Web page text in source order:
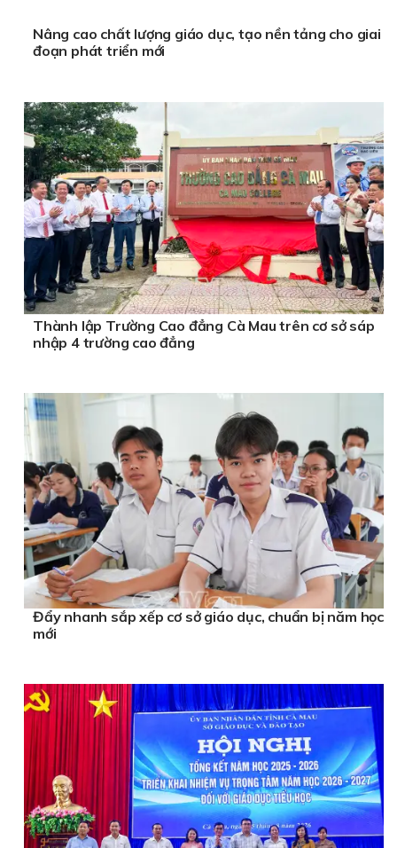
Nâng cao chất lượng giáo dục, tạo nền tảng cho giai
đoạn phát triển mới
Thành lập Trường Cao đẳng Cà Mau trên cơ sở sáp
nhập 4 trường cao đẳng
Đẩy nhanh sắp xếp cơ sở giáo dục, chuẩn bị năm học
mới